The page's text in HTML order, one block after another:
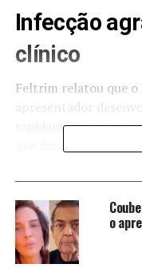
Infecção
clínico
Feltrim relatou que o
apresentador
rapidamente se
que havia uma
a minha mãe. Agora,
deixando de
ainda que, nesse
mudar o desfecho.
o